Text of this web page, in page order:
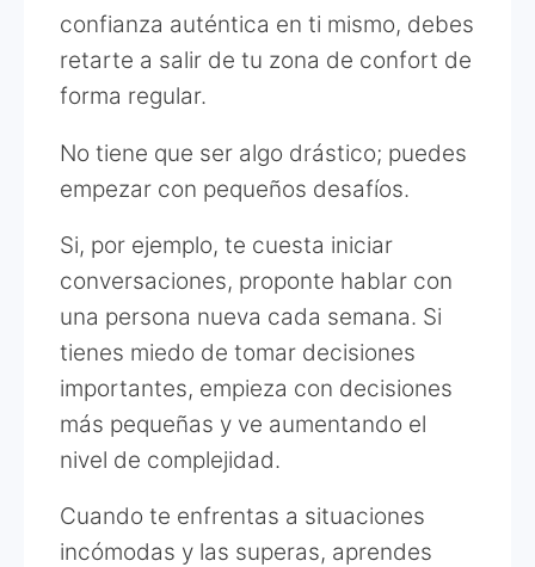
confianza auténtica en ti mismo, debes
retarte a salir de tu zona de confort de
forma regular.
No tiene que ser algo drástico; puedes
empezar con pequeños desafíos.
Si, por ejemplo, te cuesta iniciar
conversaciones, proponte hablar con
una persona nueva cada semana. Si
tienes miedo de tomar decisiones
importantes, empieza con decisiones
más pequeñas y ve aumentando el
nivel de complejidad.
Cuando te enfrentas a situaciones
incómodas y las superas, aprendes